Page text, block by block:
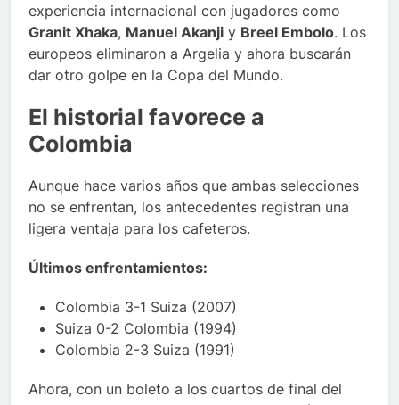
experiencia internacional con jugadores como
Granit Xhaka, Manuel Akanji y Breel Embolo. Los
europeos eliminaron a Argelia y ahora buscarán
dar otro golpe en la Copa del Mundo.
El historial favorece a
Colombia
Aunque hace varios años que ambas selecciones
no se enfrentan, los antecedentes registran una
ligera ventaja para los cafeteros.
Últimos enfrentamientos:
Colombia 3-1 Suiza (2007)
Suiza 0-2 Colombia (1994)
Colombia 2-3 Suiza (1991)
Ahora, con un boleto a los cuartos de final del